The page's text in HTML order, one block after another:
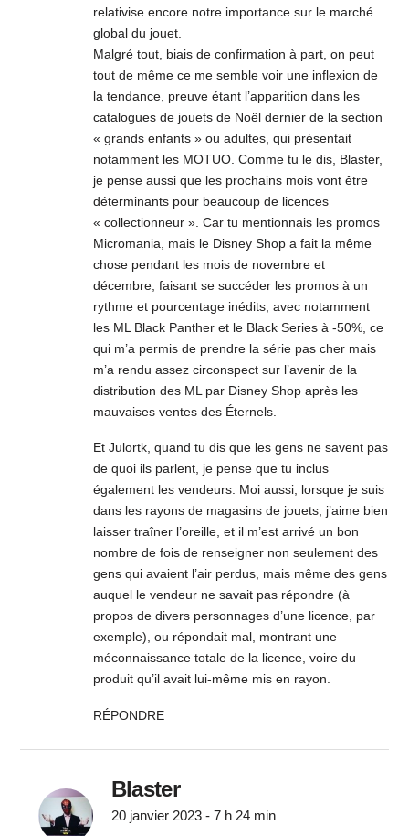
relativise encore notre importance sur le marché
global du jouet.
Malgré tout, biais de confirmation à part, on peut
tout de même ce me semble voir une inflexion de
la tendance, preuve étant l’apparition dans les
catalogues de jouets de Noël dernier de la section
« grands enfants » ou adultes, qui présentait
notamment les MOTUO. Comme tu le dis, Blaster,
je pense aussi que les prochains mois vont être
déterminants pour beaucoup de licences
« collectionneur ». Car tu mentionnais les promos
Micromania, mais le Disney Shop a fait la même
chose pendant les mois de novembre et
décembre, faisant se succéder les promos à un
rythme et pourcentage inédits, avec notamment
les ML Black Panther et le Black Series à -50%, ce
qui m’a permis de prendre la série pas cher mais
m’a rendu assez circonspect sur l’avenir de la
distribution des ML par Disney Shop après les
mauvaises ventes des Éternels.
Et Julortk, quand tu dis que les gens ne savent pas
de quoi ils parlent, je pense que tu inclus
également les vendeurs. Moi aussi, lorsque je suis
dans les rayons de magasins de jouets, j’aime bien
laisser traîner l’oreille, et il m’est arrivé un bon
nombre de fois de renseigner non seulement des
gens qui avaient l’air perdus, mais même des gens
auquel le vendeur ne savait pas répondre (à
propos de divers personnages d’une licence, par
exemple), ou répondait mal, montrant une
méconnaissance totale de la licence, voire du
produit qu’il avait lui-même mis en rayon.
RÉPONDRE
Blaster
20 janvier 2023 - 7 h 24 min